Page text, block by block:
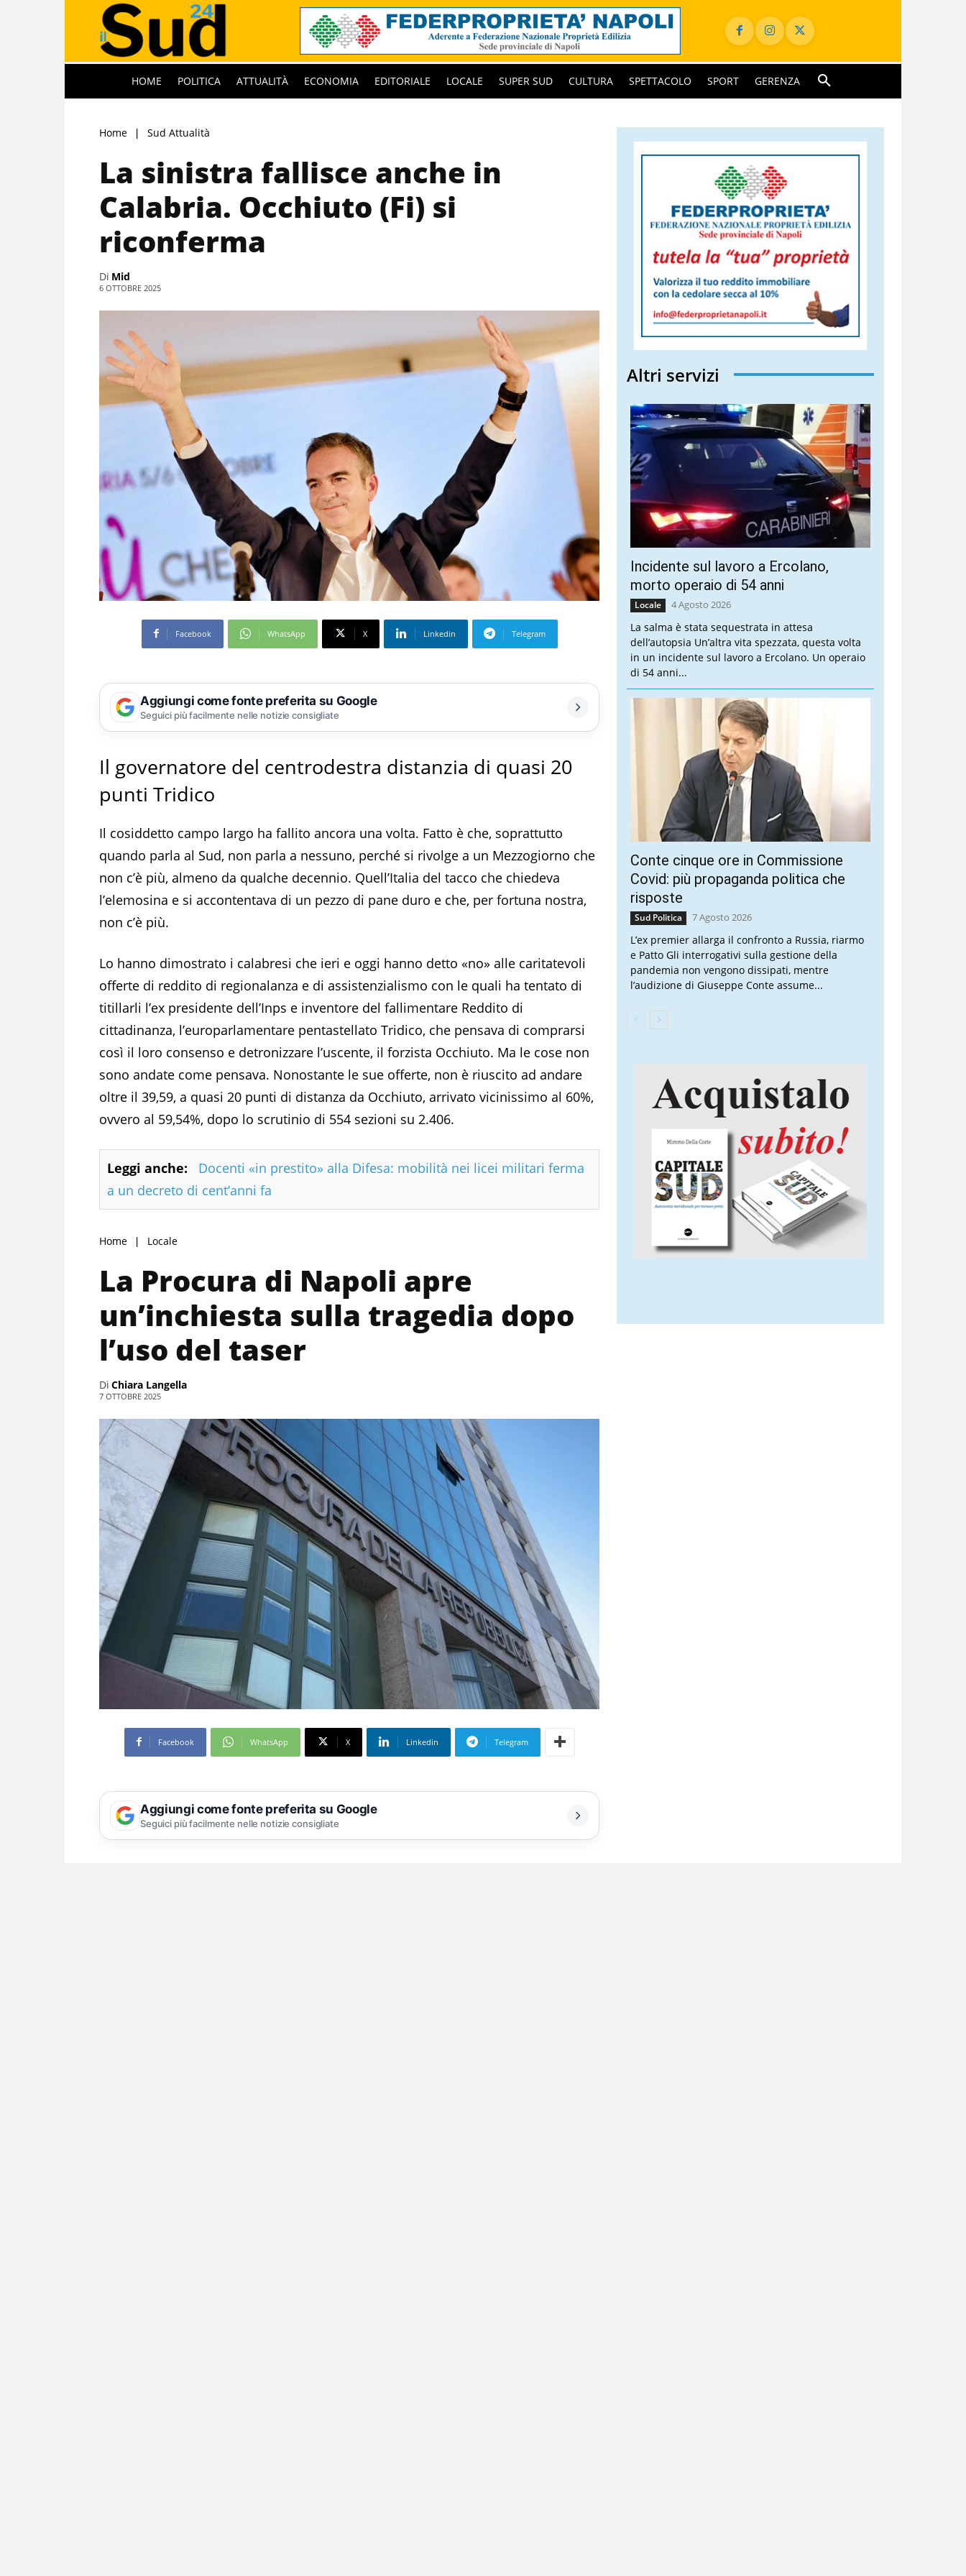
HOME POLITICA ATTUALITÀ ECONOMIA EDITORIALE LOCALE SUPER SUD CULTURA SPETTACOLO SPORT GERENZA
Home Sud Attualità
La sinistra fallisce anche in
Calabria. Occhiuto (Fi) si
riconferma
Di Mid
6 OTTOBRE 2025
Facebook WhatsApp X Linkedin Telegram
Aggiungi come fonte preferita su Google
Seguici più facilmente nelle notizie consigliate
Il governatore del centrodestra distanzia di quasi 20
punti Tridico
Il cosiddetto campo largo ha fallito ancora una volta. Fatto è che, soprattutto
quando parla al Sud, non parla a nessuno, perché si rivolge a un Mezzogiorno che
non c’è più, almeno da qualche decennio. Quell’Italia del tacco che chiedeva
l’elemosina e si accontentava di un pezzo di pane duro e che, per fortuna nostra,
non c’è più.
Lo hanno dimostrato i calabresi che ieri e oggi hanno detto «no» alle caritatevoli
offerte di reddito di regionalanza e di assistenzialismo con le quali ha tentato di
titillarli l’ex presidente dell’Inps e inventore del fallimentare Reddito di
cittadinanza, l’europarlamentare pentastellato Tridico, che pensava di comprarsi
così il loro consenso e detronizzare l’uscente, il forzista Occhiuto. Ma le cose non
sono andate come pensava. Nonostante le sue offerte, non è riuscito ad andare
oltre il 39,59, a quasi 20 punti di distanza da Occhiuto, arrivato vicinissimo al 60%,
ovvero al 59,54%, dopo lo scrutinio di 554 sezioni su 2.406.
Leggi anche:
Docenti «in prestito» alla Difesa: mobilità nei licei militari ferma
a un decreto di cent’anni fa
Home Locale
La Procura di Napoli apre
un’inchiesta sulla tragedia dopo
l’uso del taser
Di Chiara Langella
7 OTTOBRE 2025
Facebook WhatsApp X Linkedin Telegram
Aggiungi come fonte preferita su Google
Seguici più facilmente nelle notizie consigliate
Altri servizi
Incidente sul lavoro a Ercolano,
morto operaio di 54 anni
Locale 4 Agosto 2026
La salma è stata sequestrata in attesa
dell’autopsia Un’altra vita spezzata, questa volta
in un incidente sul lavoro a Ercolano. Un operaio
di 54 anni...
Conte cinque ore in Commissione
Covid: più propaganda politica che
risposte
Sud Politica 7 Agosto 2026
L’ex premier allarga il confronto a Russia, riarmo
e Patto Gli interrogativi sulla gestione della
pandemia non vengono dissipati, mentre
l’audizione di Giuseppe Conte assume...